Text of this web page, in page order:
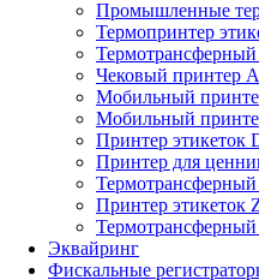
Промышленные
Термопринтер
Чековый принтер
Мобильный
Мобильный
Принтер этикеток
Принтер для
Принтер этикеток
Эквайринг
Фискальные